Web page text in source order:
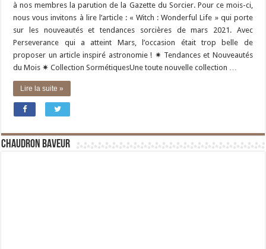
à nos membres la parution de la Gazette du Sorcier. Pour ce mois-ci,
nous vous invitons à lire l’article : « Witch : Wonderful Life » qui porte
sur les nouveautés et tendances sorcières de mars 2021. Avec
Perseverance qui a atteint Mars, l’occasion était trop belle de
proposer un article inspiré astronomie ! ✷ Tendances et Nouveautés
du Mois ✷ Collection SormétiquesUne toute nouvelle collection …
Lire la suite »
Chaudron Baveur